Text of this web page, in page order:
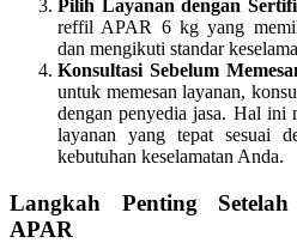
Pilih Layanan dengan
reffil APAR 6 kg yang
dan mengikuti standar
Konsultasi Sebelum
untuk memesan layanan,
dengan penyedia jasa. Hal ini
layanan yang tepat sesuai
kebutuhan keselamatan Anda.
Langkah Penting
APAR